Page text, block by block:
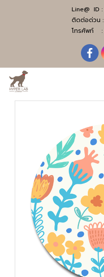
Line@ ID :
ติดต่อด่วน :
โทรศัพท์ :